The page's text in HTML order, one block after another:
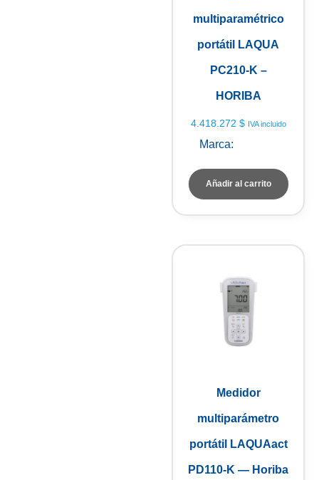
multiparamétrico
portátil LAQUA
PC210-K –
HORIBA
4.418.272 $ IVA incluido
Marca:
Añadir al carrito
Medidor
multiparámetro
portátil LAQUAact
PD110-K — Horiba